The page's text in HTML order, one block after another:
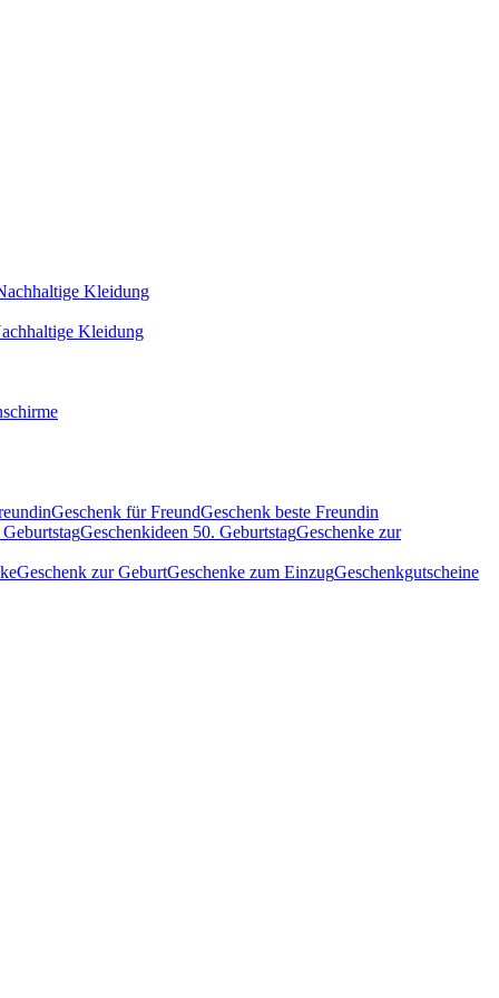
Kleidung
Kleidung
Geschenk für FreundGeschenk beste Freundin
Geschenkideen 50. GeburtstagGeschenke zur
Geschenk zur GeburtGeschenke zum EinzugGeschenkgutscheine